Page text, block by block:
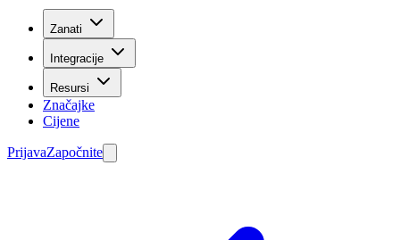
Zanati
Integracije
Resursi
Značajke
Cijene
PrijavaZapočnite